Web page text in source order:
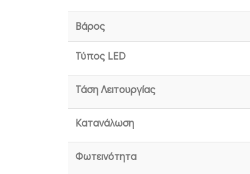
Βάρος
Τύπος LED
Τάση Λειτουργίας
Κατανάλωση
Φωτεινότητα